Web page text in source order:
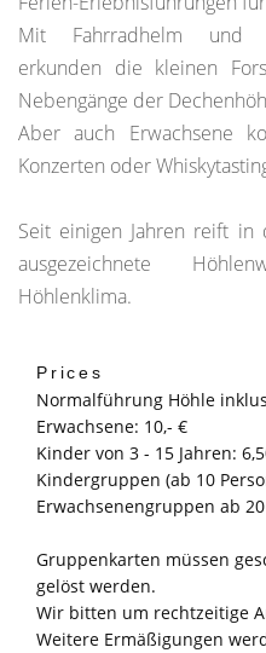
Mit Fahrradhelm und
erkunden die kleinen
Nebengänge der
Aber auch Erwachsene
Konzerten oder
Seit einigen Jahren reift
ausgezeichnete
Höhlenklima.
Prices
Normalführung Höhle
Erwachsene: 10,- €
Kinder von 3 - 15 Jahren:
Kindergruppen (ab 10
Erwachsenengruppen ab
Gruppenkarten müssen
gelöst werden.
Wir bitten um rechtzeitige
Weitere Ermäßigungen